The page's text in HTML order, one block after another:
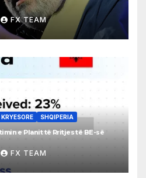
FX TEAM
KRYESORE SHQIPERIA
e Planit të Rritjes të BE-së
FX TEAM